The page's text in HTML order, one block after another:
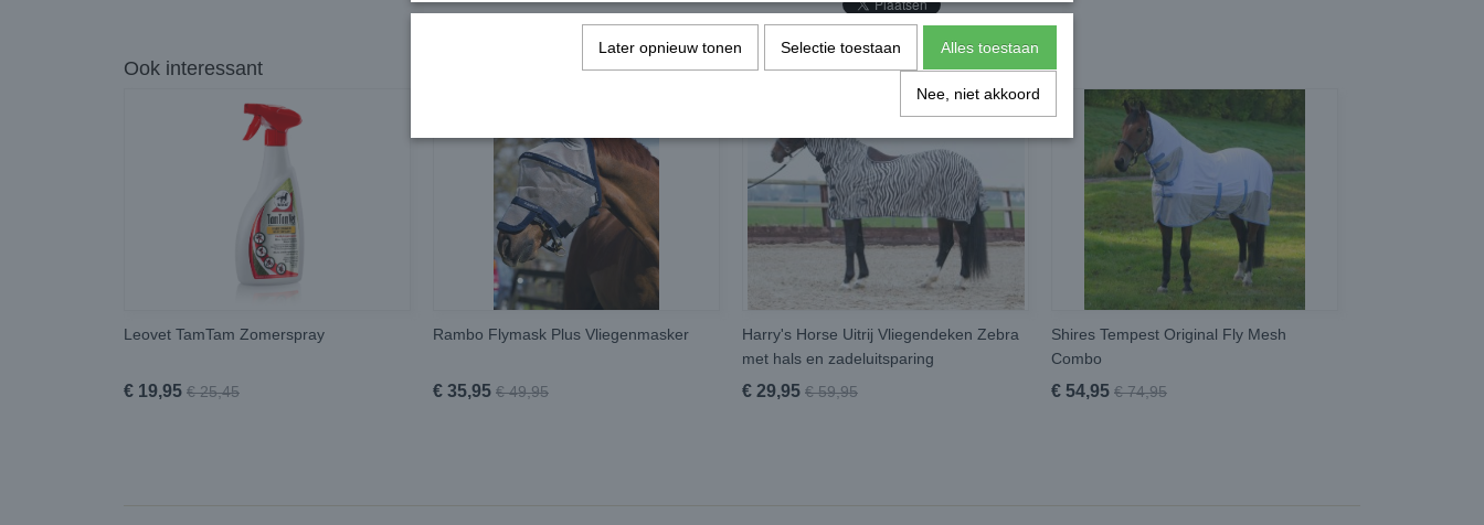
Ook interessant
Leovet TamTam Zomerspray
€ 19,95 € 25,45
Rambo Flymask Plus Vliegenmasker
€ 35,95 € 49,95
Harry's Horse Uitrij Vliegendeken Zebra
met hals en zadeluitsparing
€ 29,95 € 59,95
Shires Tempest Original Fly Mesh
Combo
€ 54,95 € 74,95
Later opnieuw tonen Selectie toestaan Alles toestaan
Nee, niet akkoord